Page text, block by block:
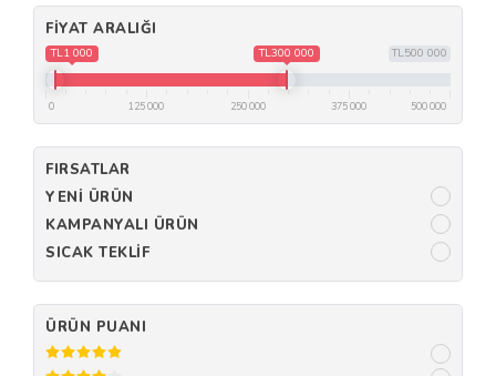
FIYAT ARALIĞI
TL500 000
TL1 000 TL300 000
0 125 000 250 000 375 000 500 000
FIRSATLAR
YENI ÜRÜN
KAMPANYALI ÜRÜN
SICAK TEKLIF
ÜRÜN PUANI